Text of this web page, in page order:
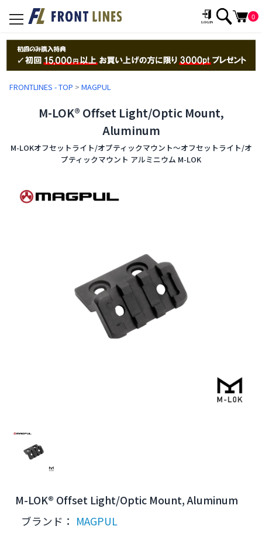
toggle
navigation
0
FRONTLINES - TOP > MAGPUL
M-LOK® Offset Light/Optic Mount,
Aluminum
M-LOKオフセットライト/オプティックマウント〜オフセットライト/オ
プティックマウント アルミニウム M-LOK
M-LOK® Offset Light/Optic Mount, Aluminum
ブランド： MAGPUL